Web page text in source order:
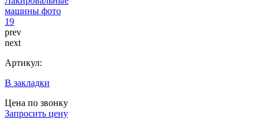
prev
next
Артикул:
В закладки
Цена по звонку
Запросить цену